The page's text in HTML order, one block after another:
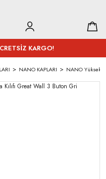
KARGO!
NANO KAPLARI NANO Yüksek